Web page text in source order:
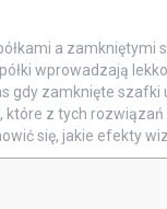
a
wprowadzają
gdy zamknięte
z tych
się, jakie efekty